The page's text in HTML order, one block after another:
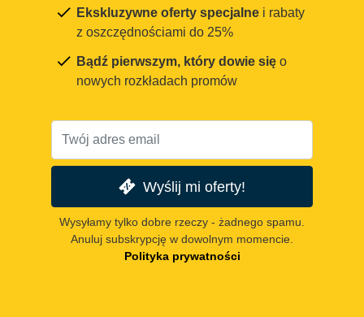
Ekskluzywne oferty specjalne i rabaty
z oszczędnościami do 25%
Bądź pierwszym, który dowie się o
nowych rozkładach promów
Wyślij mi oferty!
Wysyłamy tylko dobre rzeczy - żadnego spamu.
Anuluj subskrypcję w dowolnym momencie.
Polityka prywatności